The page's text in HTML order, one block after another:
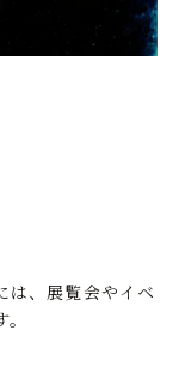
は、展覧会やイベ